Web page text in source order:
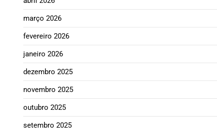
março 2026
fevereiro 2026
janeiro 2026
dezembro 2025
novembro 2025
outubro 2025
setembro 2025